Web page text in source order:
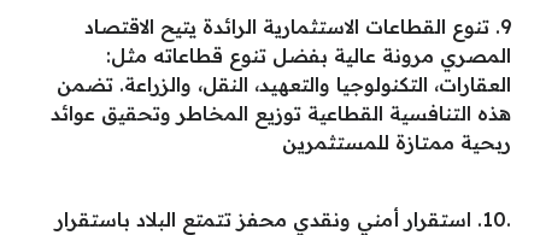
9. تنوع القطاعات الاستثمارية الرائدة يتيح الاقتصاد
المصري مرونة عالية بفضل تنوع قطاعاته مثل:
العقارات، التكنولوجيا والتعهيد، النقل، والزراعة. تضمن
هذه التنافسية القطاعية توزيع المخاطر وتحقيق عوائد
ربحية ممتازة للمستثمرين
.10. استقرار أمني ونقدي محفز تتمتع البلاد باستقرار